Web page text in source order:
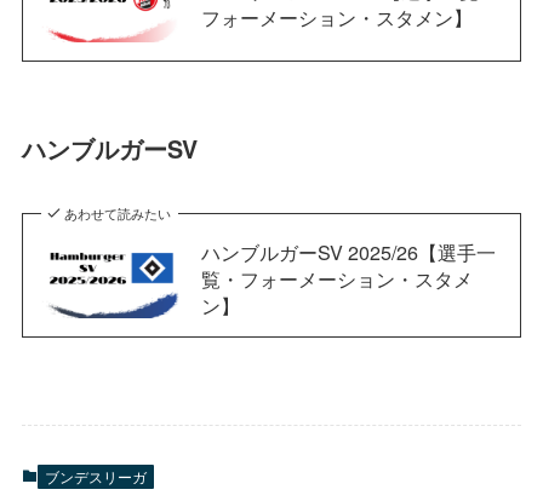
フォーメーション・スタメン】
ハンブルガーSV
あわせて読みたい
ハンブルガーSV 2025/26【選手一
覧・フォーメーション・スタメ
ン】
ブンデスリーガ